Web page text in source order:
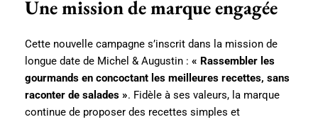
Une mission de marque engagée
Cette nouvelle campagne s’inscrit dans la mission de
longue date de Michel & Augustin : « Rassembler les
gourmands en concoctant les meilleures recettes, sans
raconter de salades ». Fidèle à ses valeurs, la marque
continue de proposer des recettes simples et